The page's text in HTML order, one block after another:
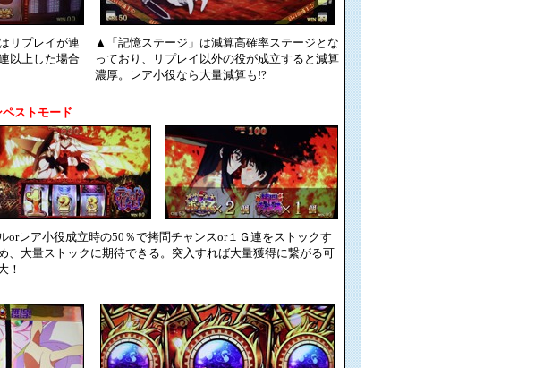
リプレイが連
以上した場合
▲「記憶ステージ」は減算高確率ステージとな
っており、リプレイ以外の役が成立すると減算
濃厚。レア小役なら大量減算も!?
ペストモード
orレア小役成立時の50％で拷問チャンスor１Ｇ連をストックす
、大量ストックに期待できる。突入すれば大量獲得に繋がる可
！